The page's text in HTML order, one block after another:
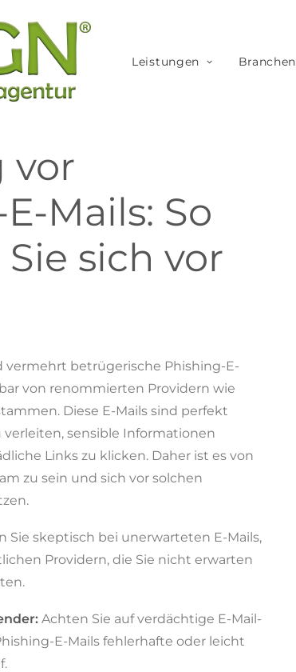
Leistungen Branchen
vor
Mails: So
sich vor
vermehrt betrügerische Phishing-E-
von renommierten Providern wie
Diese E-Mails sind perfekt
sensible Informationen
Links zu klicken. Daher ist es von
zu sein und sich vor solchen
Sie skeptisch bei unerwarteten E-Mails,
Providern, die Sie nicht erwarten
Achten Sie auf verdächtige E-Mail-
E-Mails fehlerhafte oder leicht